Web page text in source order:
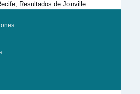
Resultados de Joinville